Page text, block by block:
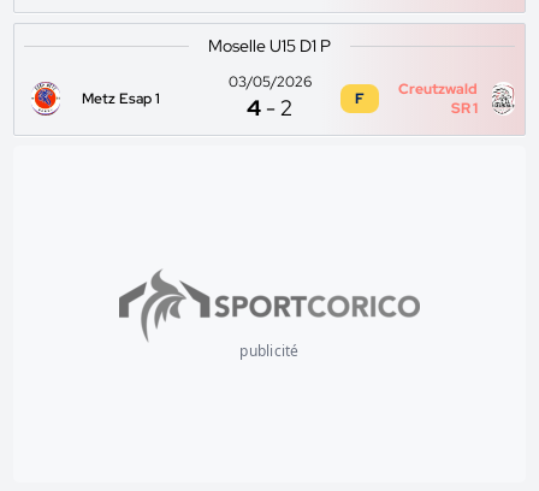
Moselle U15 D1 P
Metz Esap 1
03/05/2026
4 -2 F
Creutzwald
SR 1
publicité